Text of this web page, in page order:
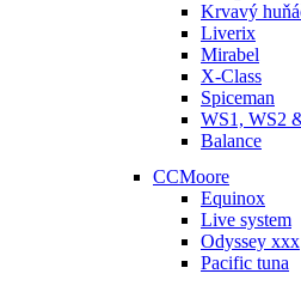
Krvavý
Liverix
Mirabel
X-Class
Spiceman
WS1, WS2
Balance
CCMoore
Equinox
Live system
Odyssey xxx
Pacific tuna